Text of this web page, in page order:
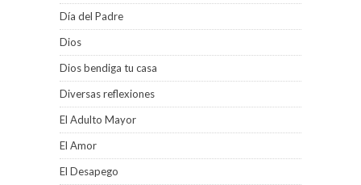
Día del Padre
Dios
Dios bendiga tu casa
Diversas reflexiones
El Adulto Mayor
El Amor
El Desapego